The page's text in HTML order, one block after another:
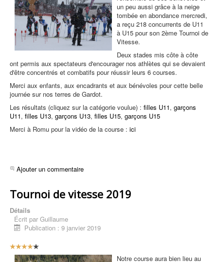
a
t
e
u
r
:
1
un peu aussi grâce à la neige
tombée en abondance mercredi,
a reçu 218 concurrents de U11
à U15 pour son 2ème Tournoi de
Vitesse.
Deux stades mis côte à côte
ont permis aux spectateurs d'encourager nos athlètes qui se devaient
d'être concentrés et combatifs pour réussir leurs 6 courses.
Merci aux enfants, aux encadrants et aux bénévoles pour cette belle
journée sur nos terres de Gardot.
Les résultats (cliquez sur la catégorie voulue) : filles U11, garçons
U11, filles U13, garçons U13, filles U15, garçons U15
Merci à Romu pour la vidéo de la course : ici
Ajouter un commentaire
Tournoi de vitesse 2019
Détails
Écrit par Guillaume
Publication : 9 janvier 2019
V
Notre course aura bien lieu au